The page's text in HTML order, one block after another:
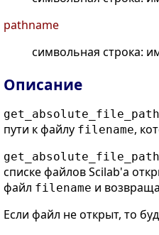
pathname
символьная строка:
Описание
get_absolute_file_path
пути к файлу filename,
get_absolute_file_path
списке файлов Scilab'а
файл filename и
Если файл не открыт, то